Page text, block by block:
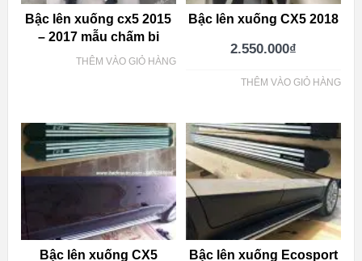
Bậc lên xuống cx5 2015
– 2017 mẫu chấm bi
THÊM VÀO GIỎ HÀNG
Bậc lên xuống CX5 2018
2.550.000₫
THÊM VÀO GIỎ HÀNG
Bậc lên xuống CX5
Bậc lên xuống Ecosport